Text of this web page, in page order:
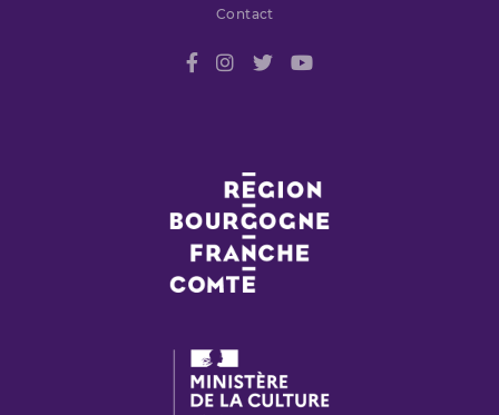
Contact